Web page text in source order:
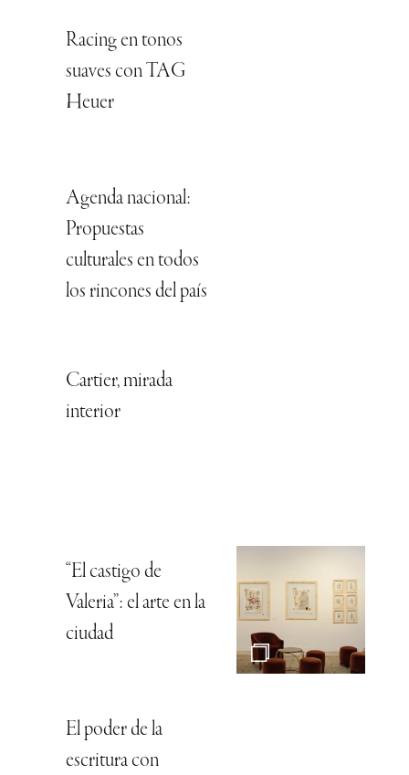
Racing en tonos
suaves con TAG
Heuer
Agenda nacional:
Propuestas
culturales en todos
los rincones del país
Cartier, mirada
interior
“El castigo de
Valeria”: el arte en la
ciudad
El poder de la
escritura con